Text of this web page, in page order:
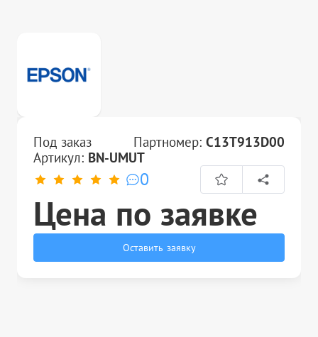
Под заказ Партномер: C13T913D00
Артикул: BN-UMUT
0
Цена по заявке
Оставить заявку